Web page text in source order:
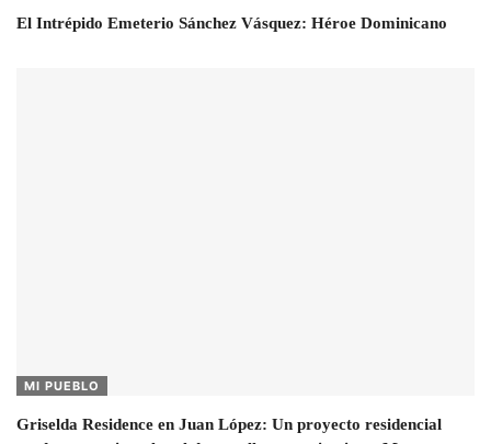
El Intrépido Emeterio Sánchez Vásquez: Héroe Dominicano
MI PUEBLO
Griselda Residence en Juan López: Un proyecto residencial